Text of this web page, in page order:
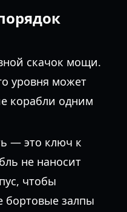
скачок мощи.
уровня может
корабли одним
— это ключ к
не наносит
чтобы
бортовые залпы